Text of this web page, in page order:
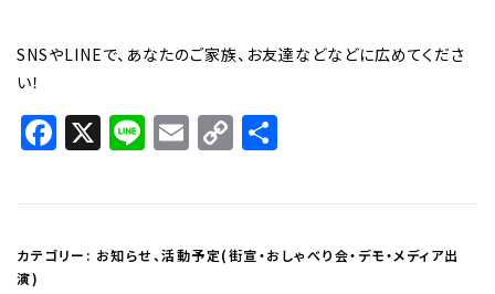
SNSやLINEで、あなたのご家族、お友達などなどに広めてくださ
い！
Facebook
X LineEmail
Copy
カテゴリー: お知らせ、活動予定(街宣・おしゃべり会・デモ・メディア出
演)